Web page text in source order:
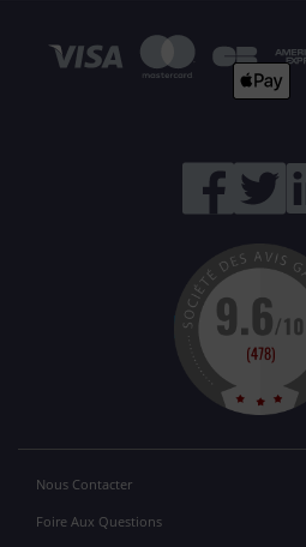
Nous Contacter
Foire Aux Questions